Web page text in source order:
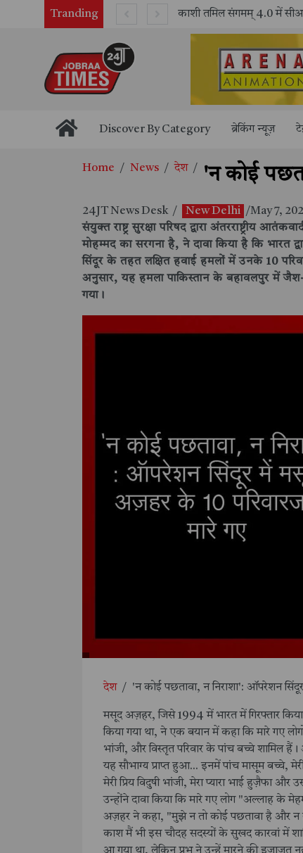
Tranding
Discover By Category ब्रेकिंग न्यूज़
Home News देश 'न कोई
24JT News Desk / New Delhi /May 7,
संयुक्त राष्ट्र सुरक्षा परिषद द्वारा अंतरराष्ट्रीय
मोहम्मद का सरगना है, ने दावा किया है कि
सिंदूर के तहत लक्षित हवाई हमलों में उनके 10
अनुसार, यह हमला पाकिस्तान के बहावलपुर में
गया।
देश / 'न कोई पछतावा, न निराशा': ऑपरेशन
मसूद अज़हर, जिसे 1994 में भारत में गिरफ्तार
किया गया था, ने एक बयान में कहा कि मारे गए
भांजी, और विस्तृत परिवार के पांच बच्चे शामिल
यह सौभाग्य प्राप्त हुआ... इनमें पांच मासूम बच्चे,
मेरी प्रिय विदुषी भांजी, मेरा प्यारा भाई हुज़ैफा
उन्होंने दावा किया कि मारे गए लोग "अल्लाह के
अज़हर ने कहा, "मुझे न तो कोई पछतावा है और न
काश मैं भी इस चौदह सदस्यों के सुखद कारवां में
आ गया था, लेकिन प्रभु ने उन्हें मारने की इजाज़त